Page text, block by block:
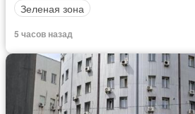
Зеленая зона
5 часов назад